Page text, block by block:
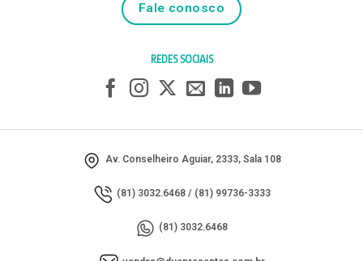
Fale conosco
REDES SOCIAIS
Av. Conselheiro Aguiar, 2333, Sala 108
(81) 3032.6468/ (81) 99736-3333
(81) 3032.6468